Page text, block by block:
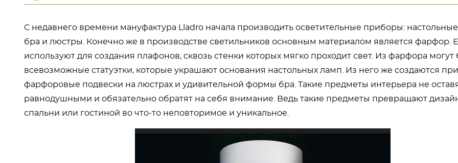
С недавнего времени мануфактура Lladro начала производить осветительные приборы: настольные
бра и люстры. Конечно же в производстве светильников основным материалом является фарфор.
используют для создания плафонов, сквозь стенки которых мягко проходит свет. Из фарфора могут
всевозможные статуэтки, которые украшают основания настольных ламп. Из него же создаются
фарфоровые подвески на люстрах и удивительной формы бра. Такие предметы интерьера не
равнодушными и обязательно обратят на себя внимание. Ведь такие предметы превращают
спальни или гостиной во что-то неповторимое и уникальное.